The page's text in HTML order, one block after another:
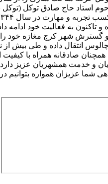
استاد حاج صادق توکل
و تاکنون به فعالیت خود ادامه
شهر کرج مغازه خود را
چالوس انتقال داده و طی بیش از
صادقانه همراه با کیفیت
و خدمت همشهریان عزیز
شما عزیزان همواره بتوانیم